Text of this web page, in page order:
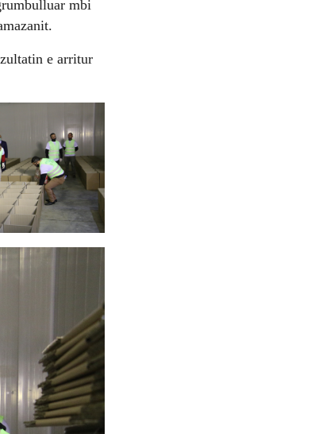
mbi
e arritur